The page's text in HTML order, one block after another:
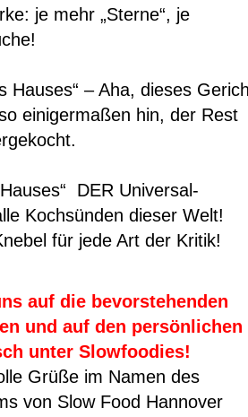
je mehr „Sterne“, je
Hauses“ – Aha, dieses
einigermaßen hin, der Rest
DER Universal-
Kochsünden dieser Welt!
für jede Art der Kritik!
auf die bevorstehenden
und auf den persönlichen
unter Slowfoodies!
Grüße im Namen des
von Slow Food Hannover